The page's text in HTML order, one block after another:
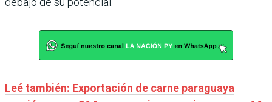
Leé también: Exportación de carne paraguaya